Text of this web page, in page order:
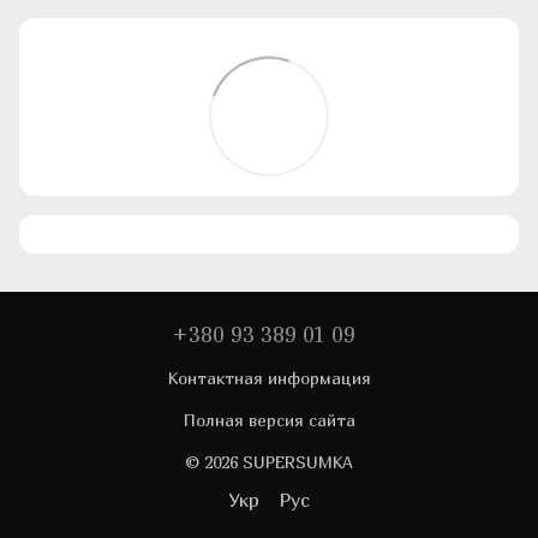
+380 93 389 01 09
Контактная информация
Полная версия сайта
© 2026 SUPERSUMKA
Укр Рус